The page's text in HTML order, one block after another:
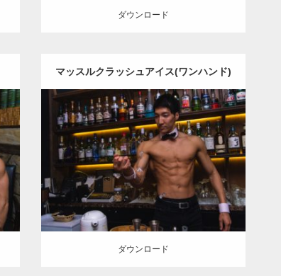
ダウンロード
マッスルクラッシュアイス(ワンハンド)
Update:2021.07.6
Category:バーのマッチョ
ダウンロード
ダウンロード